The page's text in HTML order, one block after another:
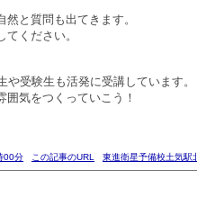
と質問も出てきます。
ください。
受験生も活発に受講しています。
囲気をつくっていこう！
00分 この記事のURL 東進衛星予備校土気駅